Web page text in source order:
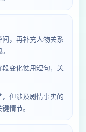
，再补充人物关系
变化使用短句，关
但涉及剧情事实的
情节。